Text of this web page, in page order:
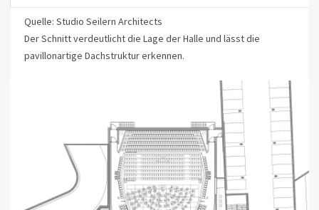
Quelle: Studio Seilern Architects
Der Schnitt verdeutlicht die Lage der Halle und lässt die
pavillonartige Dachstruktur erkennen.